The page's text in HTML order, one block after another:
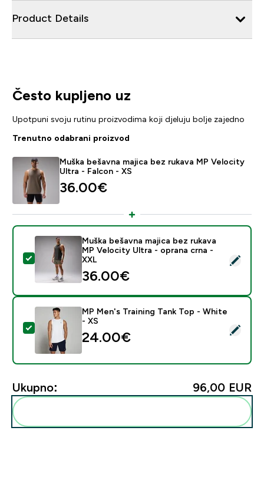
Product Details
Često kupljeno uz
Upotpuni svoju rutinu proizvodima koji djeluju bolje zajedno
Trenutno odabrani proizvod
Muška bešavna majica bez rukava MP Velocity
Ultra - Falcon - XS
36.00€‎
Odaberi ovaj proizvod - Muška bešavna majica bez
Muška bešavna majica bez rukava
MP Velocity Ultra - oprana crna -
XXL
36.00€‎
Odaberi ovaj proizvod - MP Men's Training Tank Top -
MP Men's Training Tank Top - White
- XS
24.00€‎
Ukupno: 96,00 EUR‎